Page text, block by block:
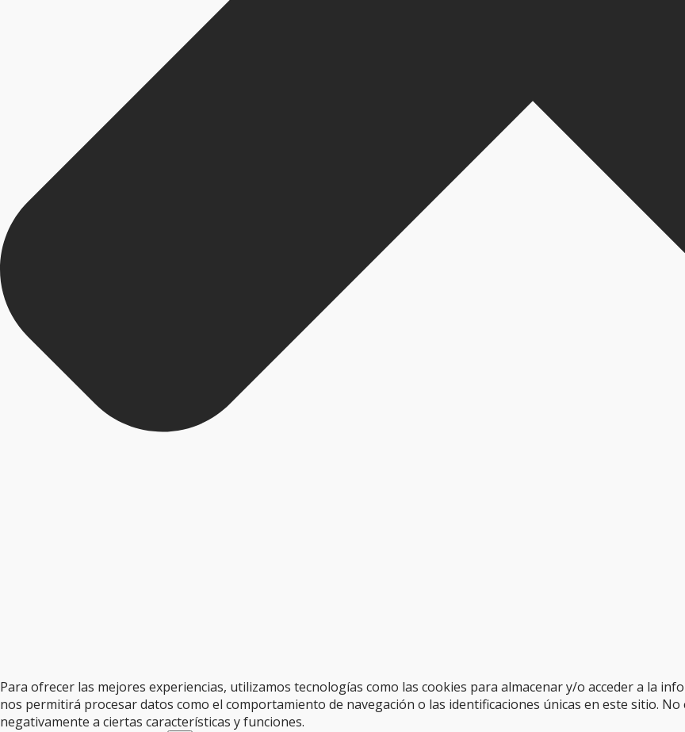
Para ofrecer las mejores experiencias, utilizamos tecnologías como las cookies para almacenar y/o acceder a la
nos permitirá procesar datos como el comportamiento de navegación o las identificaciones únicas en este sitio.
negativamente a ciertas características y funciones.